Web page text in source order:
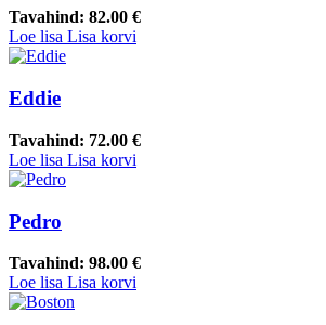
Tavahind: 82.00 €
Loe lisa Lisa korvi
Eddie
Tavahind: 72.00 €
Loe lisa Lisa korvi
Pedro
Tavahind: 98.00 €
Loe lisa Lisa korvi